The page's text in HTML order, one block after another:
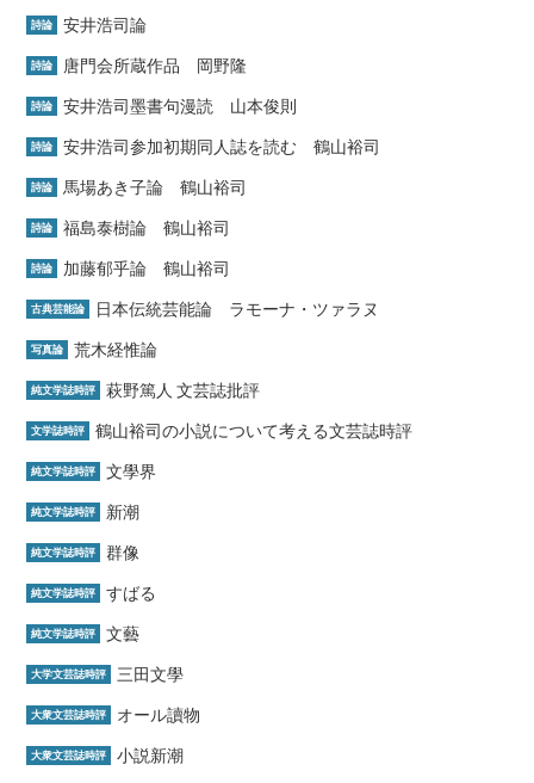
詩論 安井浩司論
詩論 唐門会所蔵作品 岡野隆
詩論 安井浩司墨書句漫読 山本俊則
詩論 安井浩司参加初期同人誌を読む 鶴山裕司
詩論 馬場あき子論 鶴山裕司
詩論 福島泰樹論 鶴山裕司
詩論 加藤郁乎論 鶴山裕司
古典芸能論 日本伝統芸能論 ラモーナ・ツァラヌ
写真論 荒木経惟論
純文学誌時評 萩野篤人 文芸誌批評
文学誌時評 鶴山裕司の小説について考える文芸誌時評
純文学誌時評 文學界
純文学誌時評 新潮
純文学誌時評 群像
純文学誌時評 すばる
純文学誌時評 文藝
大学文芸誌時評 三田文學
大衆文芸誌時評 オール讀物
大衆文芸誌時評 小説新潮